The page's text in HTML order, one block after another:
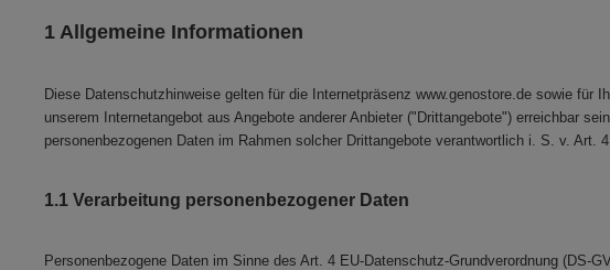
1 Allgemeine Informationen
Diese Datenschutzhinweise gelten für die Internetpräsenz www.genostore.de sowie
unserem Internetangebot aus Angebote anderer Anbieter ("Drittangebote") erreichbar
personenbezogenen Daten im Rahmen solcher Drittangebote verantwortlich i. S. v. Art.
1.1 Verarbeitung personenbezogener Daten
Personenbezogene Daten im Sinne des Art. 4 EU-Datenschutz-Grundverordnung